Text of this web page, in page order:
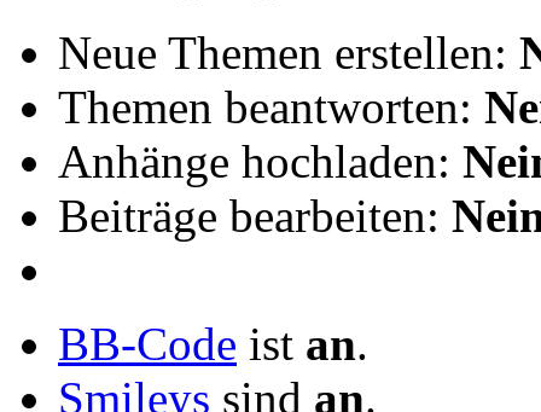
Neue Themen erstellen:
Themen beantworten:
Anhänge hochladen:
Beiträge bearbeiten:
BB-Code ist an.
Smileys sind an.